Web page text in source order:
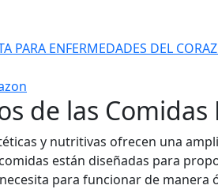
PARA ENFERMEDADES DEL
de las
y nutritivas ofrecen una
están diseñadas para
para funcionar de manera